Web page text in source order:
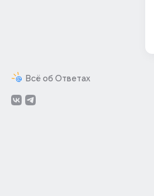
Всё об Ответах